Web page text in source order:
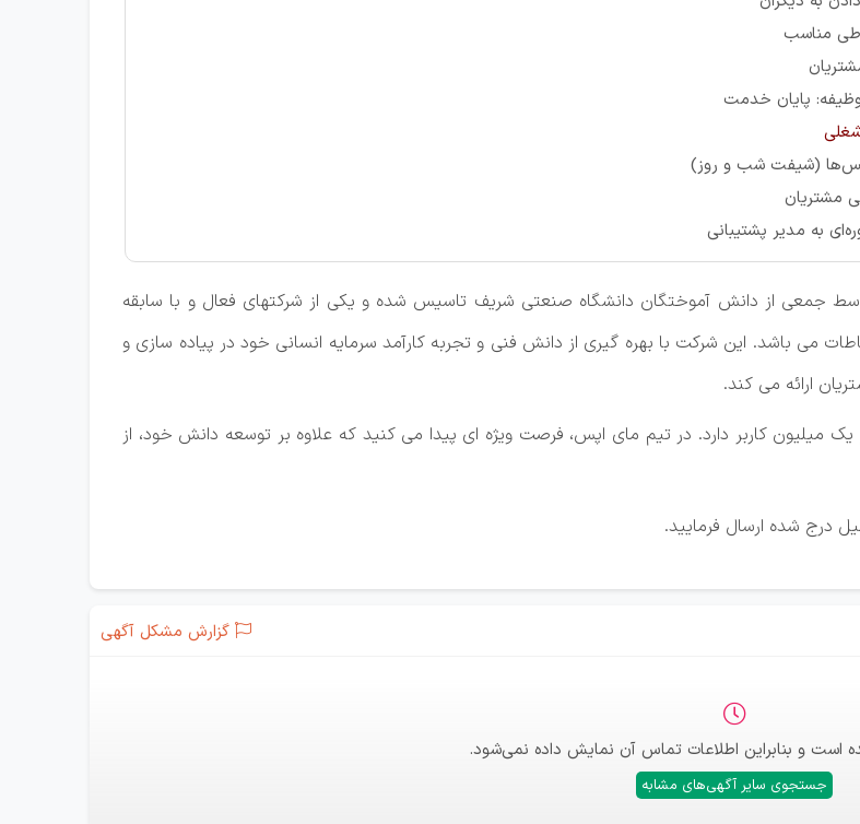
مناسب
پایان خدمت
(شیفت شب و روز)
مشتریان
به مدیر پشتیبانی
مدیریت پندار فناور ایده گستر (مپفا) در سال 2004 توسط جمعی از دانش آموختگان دانشگاه صنعتی شریف تاسیس شده و یکی از شرکتهای فعال و با سابقه
می باشد. این شرکت با بهره گیری از دانش فنی و تجربه کارآمد سرمایه انسانی خود در پیاده سازی و
ارائه می کند.
کاربر دارد. در تیم مای اپس، فرصت ویژه ای پیدا می کنید که علاوه بر توسعه دانش خود، از
درج شده ارسال فرمایید.
گزارش مشکل آگهی
و بنابراین اطلاعات تماس آن نمایش داده نمی‌شود.
جستجوی سایر آگهی‌های مشابه